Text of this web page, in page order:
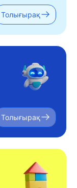
Толығырақ
Толығырақ